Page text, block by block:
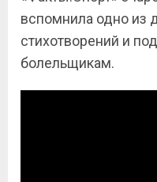
вспомнила одно из
стихотворений и
болельщикам.